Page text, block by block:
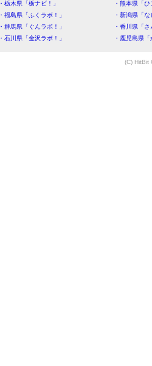
・栃木県「栃ナビ！」
・熊本県「
・福島県「ふくラボ！」
・新潟県「
・群馬県「ぐんラボ！」
・香川県「
・石川県「金沢ラボ！」
・鹿児島県
(C) HitBit